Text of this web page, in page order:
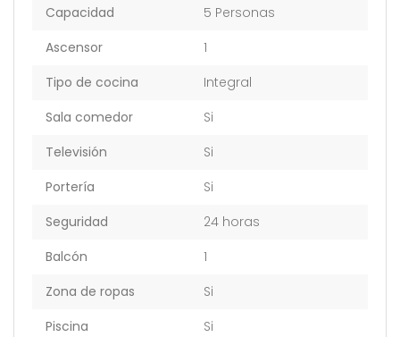
Capacidad
5 Personas
Ascensor
1
Tipo de cocina
Integral
Sala comedor
Si
Televisión
Si
Portería
Si
Seguridad
24 horas
Balcón
1
Zona de ropas
Si
Piscina
Si